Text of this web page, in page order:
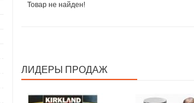
Товар не найден!
ЛИДЕРЫ ПРОДАЖ